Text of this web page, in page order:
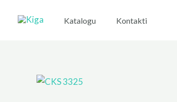
Katalogu Kontakti